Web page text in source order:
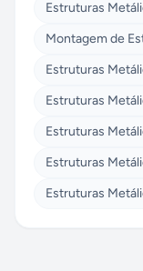
Estruturas
Montagem de
Estruturas
Estruturas
Estruturas
Estruturas
Estruturas